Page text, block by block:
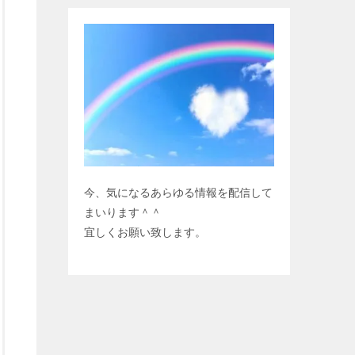
今、気になるあらゆる情報を配信して
まいります＾＾
宜しくお願い致します。